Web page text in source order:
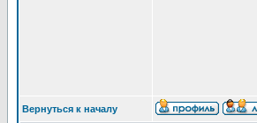
Вернуться к началу